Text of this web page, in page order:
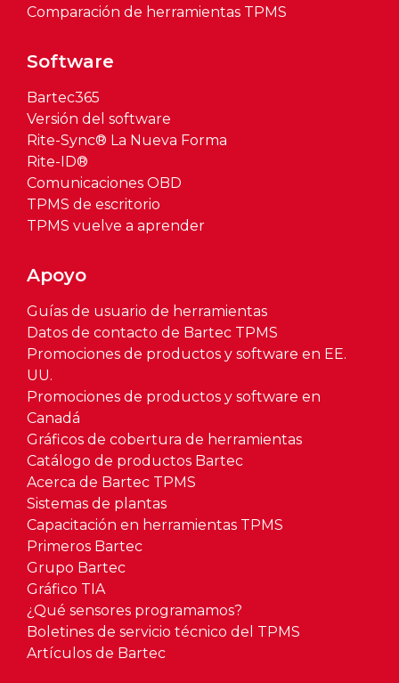
Comparación de herramientas TPMS
Software
Bartec365
Versión del software
Rite-Sync® La Nueva Forma
Rite-ID®
Comunicaciones OBD
TPMS de escritorio
TPMS vuelve a aprender
Apoyo
Guías de usuario de herramientas
Datos de contacto de Bartec TPMS
Promociones de productos y software en EE.
UU.
Promociones de productos y software en
Canadá
Gráficos de cobertura de herramientas
Catálogo de productos Bartec
Acerca de Bartec TPMS
Sistemas de plantas
Capacitación en herramientas TPMS
Primeros Bartec
Grupo Bartec
Gráfico TIA
¿Qué sensores programamos?
Boletines de servicio técnico del TPMS
Artículos de Bartec